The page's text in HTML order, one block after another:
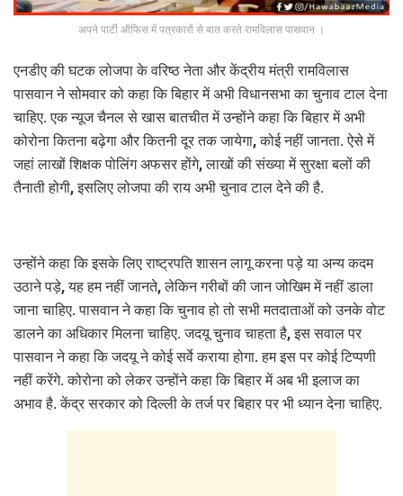
अपने पार्टी ऑफिस में पत्रकारों से बात करते रामविलास पासवान ।
एनडीए की घटक लोजपा के वरिष्ठ नेता और केंद्रीय मंत्री रामविलास
पासवान ने सोमवार को कहा कि बिहार में अभी विधानसभा का चुनाव टाल देना
चाहिए. एक न्यूज चैनल से खास बातचीत में उन्होंने कहा कि बिहार में अभी
कोरोना कितना बढ़ेगा और कितनी दूर तक जायेगा, कोई नहीं जानता. ऐसे में
जहां लाखों शिक्षक पोलिंग अफसर होंगे, लाखों की संख्या में सुरक्षा बलों की
तैनाती होगी, इसलिए लोजपा की राय अभी चुनाव टाल देने की है.
उन्होंने कहा कि इसके लिए राष्ट्रपति शासन लागू करना पड़े या अन्य कदम
उठाने पड़े, यह हम नहीं जानते, लेकिन गरीबों की जान जोखिम में नहीं डाला
जाना चाहिए. पासवान ने कहा कि चुनाव हो तो सभी मतदाताओं को उनके वोट
डालने का अधिकार मिलना चाहिए. जदयू चुनाव चाहता है, इस सवाल पर
पासवान ने कहा कि जदयू ने कोई सर्वे कराया होगा. हम इस पर कोई टिप्पणी
नहीं करेंगे. कोरोना को लेकर उन्होंने कहा कि बिहार में अब भी इलाज का
अभाव है. केंद्र सरकार को दिल्ली के तर्ज पर बिहार पर भी ध्यान देना चाहिए.